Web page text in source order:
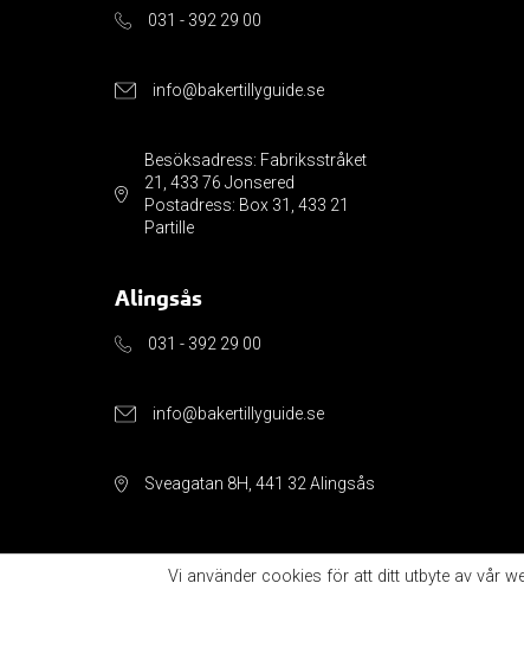
031 - 392 29 00
info@bakertillyguide.se
Besöksadress: Fabriksstråket
21, 433 76 Jonsered
Postadress: Box 31, 433 21
Partille
Alingsås
031 - 392 29 00
info@bakertillyguide.se
Sveagatan 8H, 441 32 Alingsås
Vi använder cookies för att ditt utbyte av vår